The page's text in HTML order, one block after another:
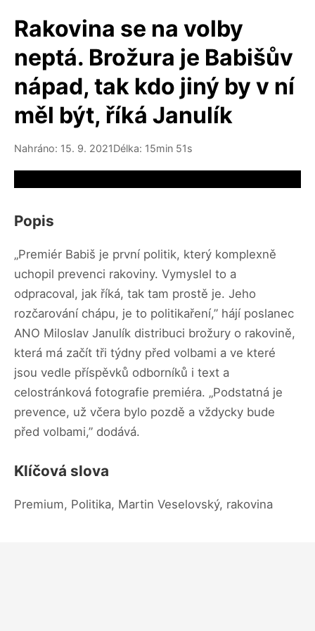
Rakovina se na volby
neptá. Brožura je Babišův
nápad, tak kdo jiný by v ní
měl být, říká Janulík
Nahráno: 15. 9. 2021Délka: 15min 51s
Popis
„Premiér Babiš je první politik, který komplexně
uchopil prevenci rakoviny. Vymyslel to a
odpracoval, jak říká, tak tam prostě je. Jeho
rozčarování chápu, je to politikaření,” hájí poslanec
ANO Miloslav Janulík distribuci brožury o rakovině,
která má začít tři týdny před volbami a ve které
jsou vedle příspěvků odborníků i text a
celostránková fotografie premiéra. „Podstatná je
prevence, už včera bylo pozdě a vždycky bude
před volbami,” dodává.
Klíčová slova
Premium, Politika, Martin Veselovský, rakovina